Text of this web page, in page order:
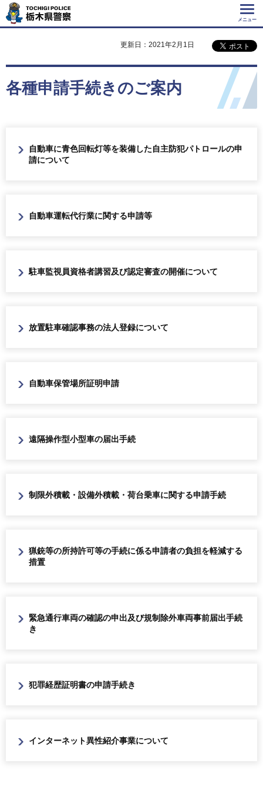
Tochigi Police 栃
木県警察
メニュー
更新日：2021年2月1日
各種申請手続きのご案内
自動車に青色回転灯等を装備した自主防犯パトロールの申
請について
自動車運転代行業に関する申請等
駐車監視員資格者講習及び認定審査の開催について
放置駐車確認事務の法人登録について
自動車保管場所証明申請
遠隔操作型小型車の届出手続
制限外積載・設備外積載・荷台乗車に関する申請手続
猟銃等の所持許可等の手続に係る申請者の負担を軽減する
措置
緊急通行車両の確認の申出及び規制除外車両事前届出手続
き
犯罪経歴証明書の申請手続き
インターネット異性紹介事業について